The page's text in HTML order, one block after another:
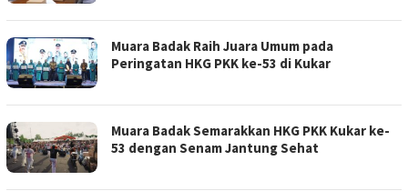
Muara Badak Raih Juara Umum pada
Peringatan HKG PKK ke-53 di Kukar
Muara Badak Semarakkan HKG PKK Kukar ke-
53 dengan Senam Jantung Sehat